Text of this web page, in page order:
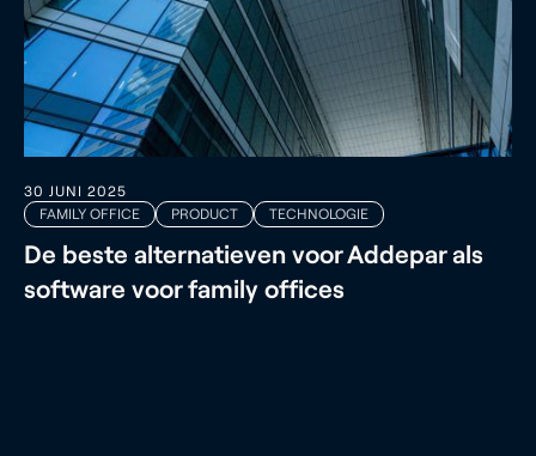
30 JUNI 2025
FAMILY OFFICE
PRODUCT TECHNOLOGIE
De beste alternatieven voor Addepar als
software voor family offices